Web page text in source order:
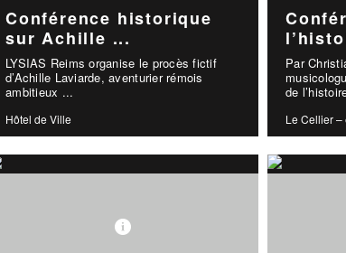
Conférence historique
sur Achille ...
LYSIAS Reims organise le procès fictif
d’Achille Laviarde, aventurier rémois
ambitieux ...
Hôtel de Ville
Par
de
Le Cellier –